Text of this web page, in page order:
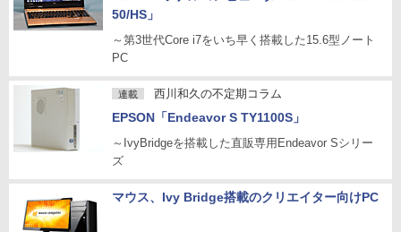
50/HS」
～第3世代Core i7をいち早く搭載した15.6型ノート
PC
連載 西川和久の不定期コラム
EPSON「Endeavor S TY1100S」
～IvyBridgeを搭載した直販専用Endeavor Sシリー
ズ
マウス、Ivy Bridge搭載のクリエイター向けPC